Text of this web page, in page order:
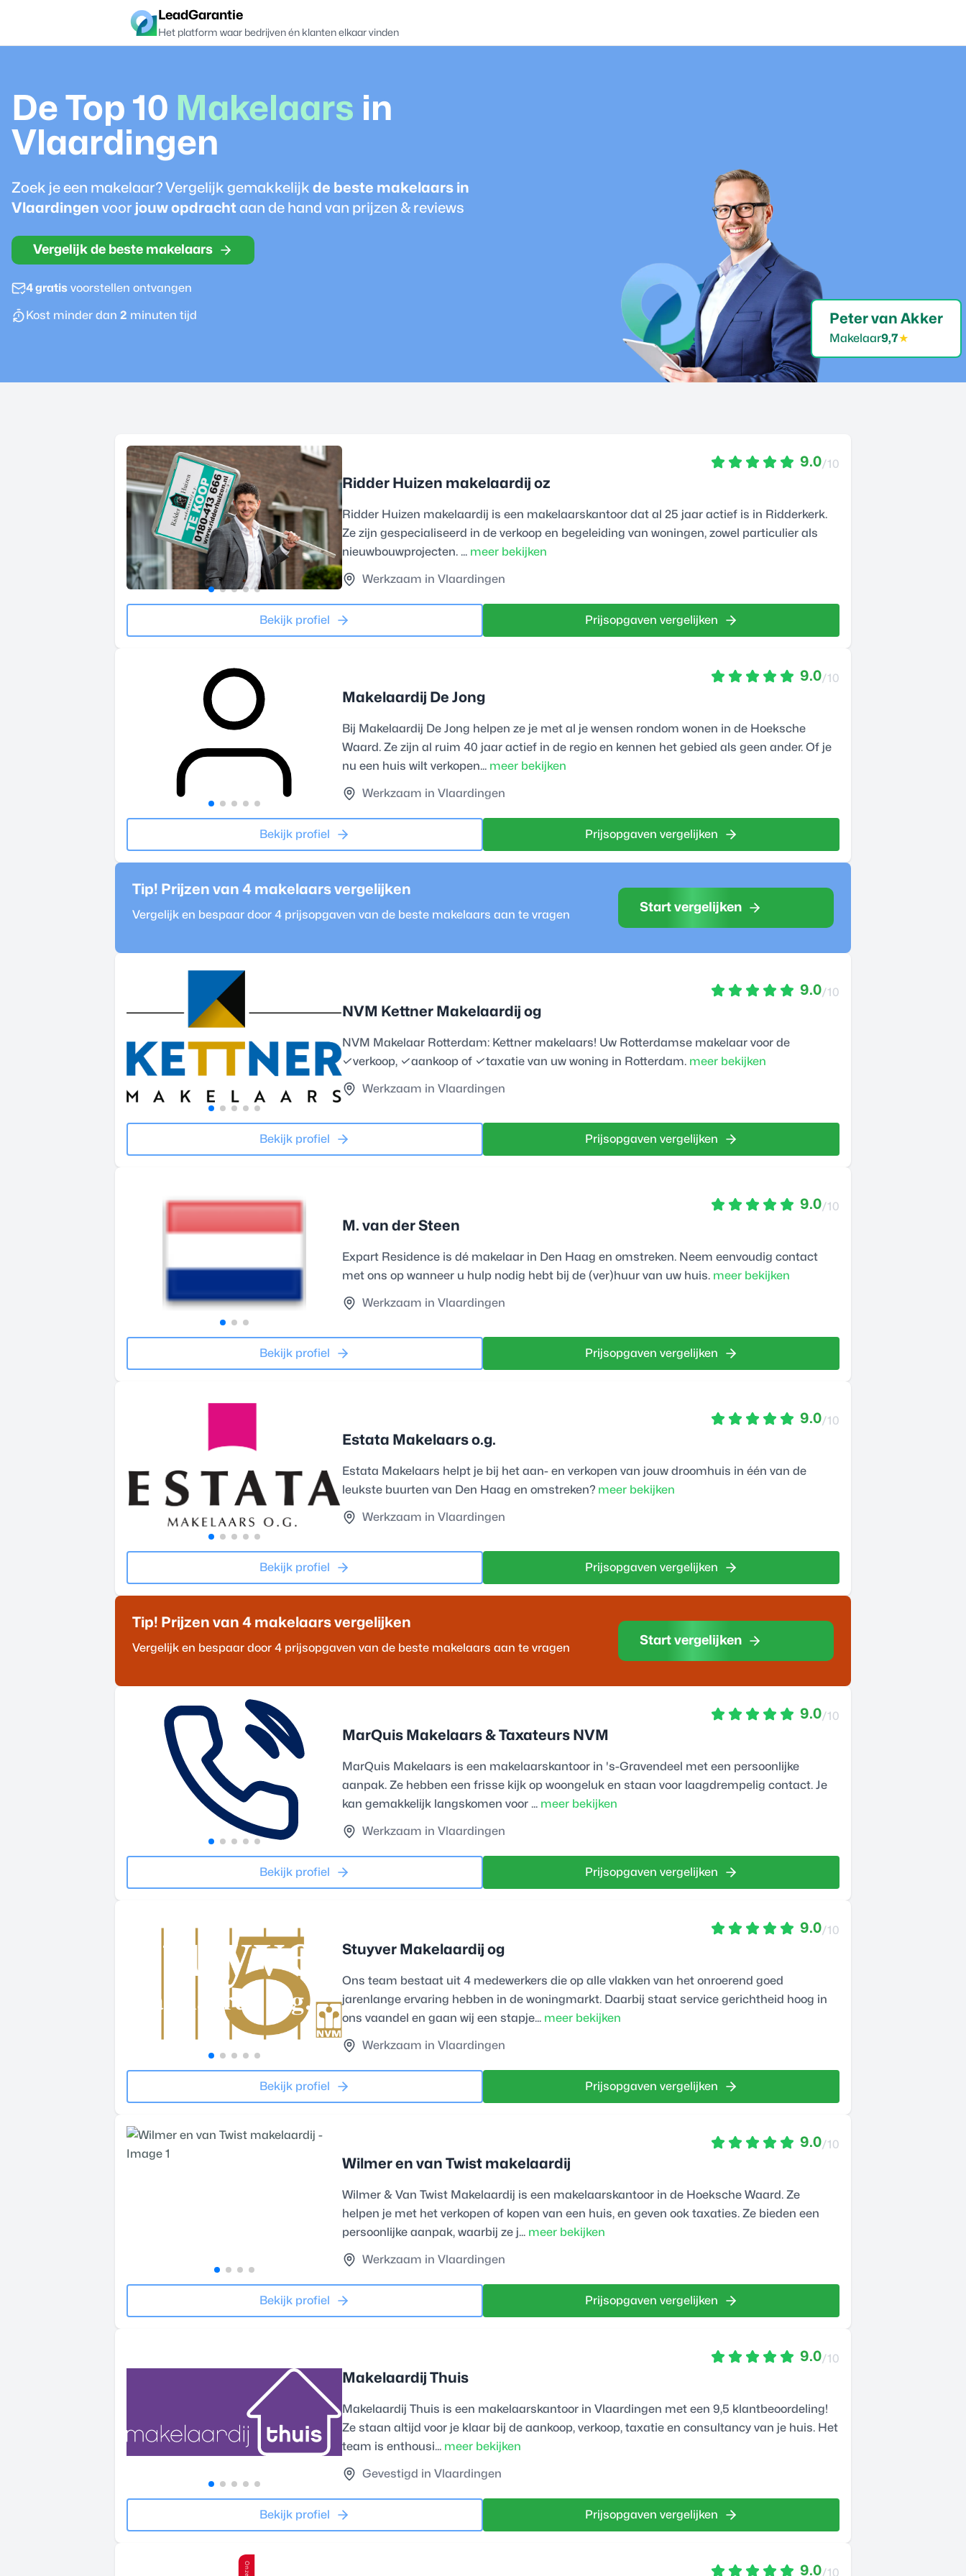
LeadGarantie
Het platform waar bedrijven én klanten elkaar vinden
De Top 10 Makelaars in
Vlaardingen
Zoek je een makelaar? Vergelijk gemakkelijk de beste makelaars in
Vlaardingen voor jouw opdracht aan de hand van prijzen & reviews
Vergelijk de beste makelaars
4 gratis voorstellen ontvangen
Kost minder dan 2 minuten tijd Peter van Akker
Makelaar9,7★
9.0/10
Ridder Huizen makelaardij oz
Ridder Huizen makelaardij is een makelaarskantoor dat al 25 jaar actief is in Ridderkerk.
Ze zijn gespecialiseerd in de verkoop en begeleiding van woningen, zowel particulier als
nieuwbouwprojecten. ... meer bekijken
Werkzaam in Vlaardingen
Bekijk profiel Prijsopgaven vergelijken
9.0/10
Makelaardij De Jong
Bij Makelaardij De Jong helpen ze je met al je wensen rondom wonen in de Hoeksche
Waard. Ze zijn al ruim 40 jaar actief in de regio en kennen het gebied als geen ander. Of je
nu een huis wilt verkopen... meer bekijken
Werkzaam in Vlaardingen
Bekijk profiel Prijsopgaven vergelijken
Tip! Prijzen van 4 makelaars vergelijken
Vergelijk en bespaar door 4 prijsopgaven van de beste makelaars aan te vragen
Start vergelijken
9.0/10
NVM Kettner Makelaardij og
NVM Makelaar Rotterdam: Kettner makelaars! Uw Rotterdamse makelaar voor de
✓verkoop, ✓aankoop of ✓taxatie van uw woning in Rotterdam. meer bekijken
Werkzaam in Vlaardingen
Bekijk profiel Prijsopgaven vergelijken
9.0/10
M. van der Steen
Expart Residence is dé makelaar in Den Haag en omstreken. Neem eenvoudig contact
met ons op wanneer u hulp nodig hebt bij de (ver)huur van uw huis. meer bekijken
Werkzaam in Vlaardingen
Bekijk profiel Prijsopgaven vergelijken
9.0/10
Estata Makelaars o.g.
Estata Makelaars helpt je bij het aan- en verkopen van jouw droomhuis in één van de
leukste buurten van Den Haag en omstreken? meer bekijken
Werkzaam in Vlaardingen
Bekijk profiel Prijsopgaven vergelijken
Tip! Prijzen van 4 makelaars vergelijken
Vergelijk en bespaar door 4 prijsopgaven van de beste makelaars aan te vragen
Start vergelijken
9.0/10
MarQuis Makelaars & Taxateurs NVM
MarQuis Makelaars is een makelaarskantoor in 's-Gravendeel met een persoonlijke
aanpak. Ze hebben een frisse kijk op woongeluk en staan voor laagdrempelig contact. Je
kan gemakkelijk langskomen voor ... meer bekijken
Werkzaam in Vlaardingen
Bekijk profiel Prijsopgaven vergelijken
9.0/10
Stuyver Makelaardij og
Ons team bestaat uit 4 medewerkers die op alle vlakken van het onroerend goed
jarenlange ervaring hebben in de woningmarkt. Daarbij staat service gerichtheid hoog in
ons vaandel en gaan wij een stapje... meer bekijken
Werkzaam in Vlaardingen
Bekijk profiel Prijsopgaven vergelijken
9.0/10
Wilmer en van Twist makelaardij
Wilmer & Van Twist Makelaardij is een makelaarskantoor in de Hoeksche Waard. Ze
helpen je met het verkopen of kopen van een huis, en geven ook taxaties. Ze bieden een
persoonlijke aanpak, waarbij ze j... meer bekijken
Werkzaam in Vlaardingen
Bekijk profiel Prijsopgaven vergelijken
9.0/10
Makelaardij Thuis
Makelaardij Thuis is een makelaarskantoor in Vlaardingen met een 9,5 klantbeoordeling!
Ze staan altijd voor je klaar bij de aankoop, verkoop, taxatie en consultancy van je huis. Het
team is enthousi... meer bekijken
Gevestigd in Vlaardingen
Bekijk profiel Prijsopgaven vergelijken
9.0/10